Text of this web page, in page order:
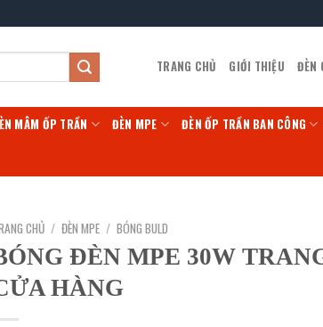
TRANG CHỦ GIỚI THIỆU ĐÈN
MÂM ỐP TRẦN ĐÈN MPE ĐÈN ỐP TRẦN BAN CÔNG
CHỦ / ĐÈN MPE / BÓNG BULD
ĐÈN MPE 30W
HÀNG